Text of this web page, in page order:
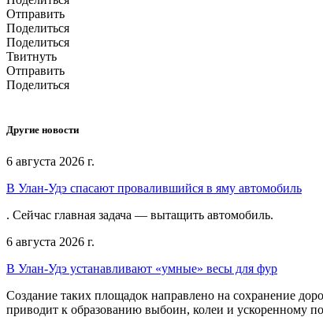
Отправить
Поделиться
Поделиться
Твитнуть
Отправить
Поделиться
Другие новости
6 августа 2026 г.
В Улан-Удэ спасают провалившийся в яму автомобиль
. Сейчас главная задача — вытащить автомобиль.
6 августа 2026 г.
В Улан-Удэ устанавливают «умные» весы для фур
Создание таких площадок направлено на сохранение
приводит к образованию выбоин, колеи и ускоренному